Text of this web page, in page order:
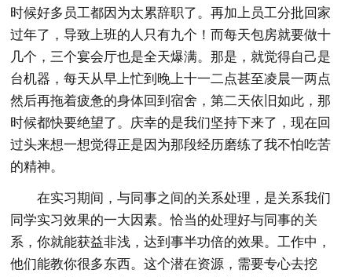
时候好多员工都因为太累辞职了。再加上员工分批回家
过年了，导致上班的人只有九个！而每天包房就要做十
几个，三个宴会厅也是全天爆满。那是，就觉得自己是
台机器，每天从早上忙到晚上十一二点甚至凌晨一两点
然后再拖着疲惫的身体回到宿舍，第二天依旧如此，那
时候都快要绝望了。庆幸的是我们坚持下来了，现在回
过头来想一想觉得正是因为那段经历磨练了我不怕吃苦
的精神。
在实习期间，与同事之间的关系处理，是关系我们
同学实习效果的一大因素。恰当的处理好与同事的关
系，你就能获益非浅，达到事半功倍的效果。工作中，
他们能教你很多东西。这个潜在资源，需要专心去挖